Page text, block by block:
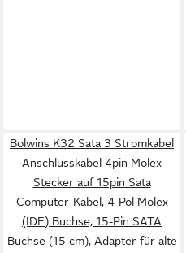
Bolwins K32 Sata 3 Stromkabel
Anschlusskabel 4pin Molex
Stecker auf 15pin Sata
Computer-Kabel, 4-Pol Molex
(IDE) Buchse, 15-Pin SATA
Buchse (15 cm), Adapter für alte